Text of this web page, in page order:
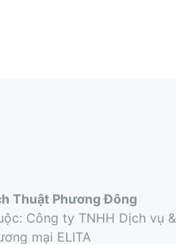
Thuật Phương Đông
Công ty TNHH Dịch vụ &
mại ELITA